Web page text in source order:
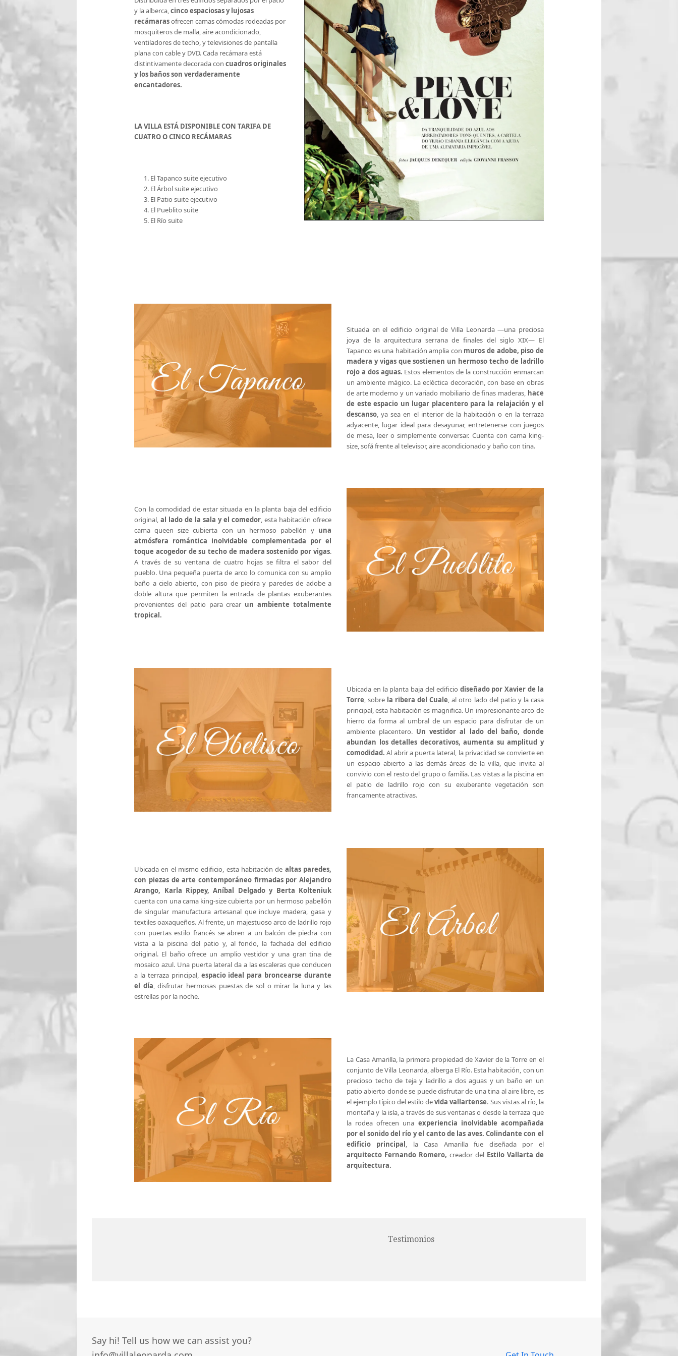
y la alberca,cinco espaciosas y lujosas
recámarasofrecen camas cómodas rodeadas por
mosquiteros de malla, aire acondicionado,
ventiladores de techo, y televisiones de pantalla
plana con cable y DVD. Cada recámara está
distintivamente decorada concuadros originales
y los baños son verdaderamente
encantadores.
LA VILLA ESTÁ DISPONIBLE CON TARIFA DE
CUATRO O CINCO RECÁMARAS
El Tapanco suite ejecutivo
El Árbol suite ejecutivo
El Patio suite ejecutivo
El Pueblito suite
El Río suite
Situada en el edificio original de Villa Leonarda —una preciosa
joya de la arquitectura serrana de finales del siglo XIX— El
Tapanco es una habitación amplia con muros de adobe, piso de
madera y vigas que sostienen un hermoso techo de ladrillo
rojo a dos aguas. Estos elementos de la construcción enmarcan
un ambiente mágico. La ecléctica decoración, con base en obras
de arte moderno y un variado mobiliario de finas maderas, hace
de este espacio un lugar placentero para la relajación y el
descanso, ya sea en el interior de la habitación o en la terraza
adyacente, lugar ideal para desayunar, entretenerse con juegos
de mesa, leer o simplemente conversar. Cuenta con cama king-
size, sofá frente al televisor, aire acondicionado y baño con tina.
Con la comodidad de estar situada en la planta baja del edificio
original,al lado de la sala y el comedor, esta habitación ofrece
cama queen size cubierta con un hermoso pabellón y una
atmósfera romántica inolvidable complementada por el
toque acogedor de su techo de madera sostenido por vigas.
A través de su ventana de cuatro hojas se filtra el sabor del
pueblo. Una pequeña puerta de arco lo comunica con su amplio
baño a cielo abierto, con piso de piedra y paredes de adobe a
doble altura que permiten la entrada de plantas exuberantes
provenientes del patio para crear un ambiente totalmente
tropical.
Ubicada en la planta baja del edificio diseñado por Xavier de la
Torre, sobre la ribera del Cuale, al otro lado del patio y la casa
principal, esta habitación es magnifica. Un impresionante arco de
hierro da forma al umbral de un espacio para disfrutar de un
ambiente placentero. Un vestidor al lado del baño, donde
abundan los detalles decorativos, aumenta su amplitud y
comodidad. Al abrir a puerta lateral, la privacidad se convierte en
un espacio abierto a las demás áreas de la villa, que invita al
convivio con el resto del grupo o familia. Las vistas a la piscina en
el patio de ladrillo rojo con su exuberante vegetación son
francamente atractivas.
Ubicada en el mismo edificio, esta habitación de altas paredes,
con piezas de arte contemporáneo firmadas por Alejandro
Arango, Karla Rippey, Aníbal Delgado y Berta Kolteniuk
cuenta con una cama king-size cubierta por un hermoso pabellón
de singular manufactura artesanal que incluye madera, gasa y
textiles oaxaqueños. Al frente, un majestuoso arco de ladrillo rojo
con puertas estilo francés se abren a un balcón de piedra con
vista a la piscina del patio y, al fondo, la fachada del edificio
original. El baño ofrece un amplio vestidor y una gran tina de
mosaico azul. Una puerta lateral da a las escaleras que conducen
a la terraza principal, espacio ideal para broncearse durante
el día, disfrutar hermosas puestas de sol o mirar la luna y las
estrellas por la noche.
La Casa Amarilla, la primera propiedad de Xavier de la Torre en el
conjunto de Villa Leonarda, alberga El Río. Esta habitación, con un
precioso techo de teja y ladrillo a dos aguas y un baño en un
patio abierto donde se puede disfrutar de una tina al aire libre, es
el ejemplo típico del estilo devida vallartense. Sus vistas al río, la
montaña y la isla, a través de sus ventanas o desde la terraza que
la rodea ofrecen una experiencia inolvidable acompañada
por el sonido del río y el canto de las aves. Colindante con el
edificio principal, la Casa Amarilla fue diseñada por el
arquitecto Fernando Romero, creador delEstilo Vallarta de
arquitectura.
Testimonios
Say hi! Tell us how we can assist you?